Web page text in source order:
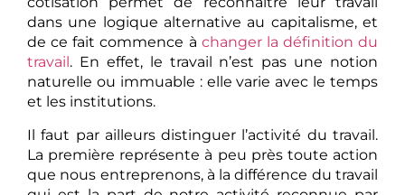
dans une logique alternative au capitalisme, et
de ce fait commence à changer la définition du
travail . En effet, le travail n’est pas une notion
naturelle ou immuable : elle varie avec le temps
et les institutions.
Il faut par ailleurs distinguer l’activité du travail.
La première représente à peu près toute action
que nous entreprenons, à la différence du travail